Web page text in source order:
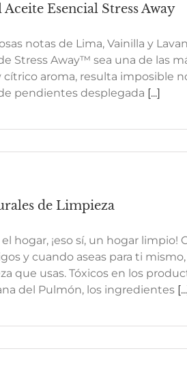
Esencial Stress Away
notas de Lima, Vainilla y
Stress Away™ sea una de las
aroma, resulta imposible
pendientes desplegada [...]
de Limpieza
hogar, ¡eso sí, un hogar
y cuando aseas para ti
que usas. Tóxicos en los
del Pulmón, los ingredientes